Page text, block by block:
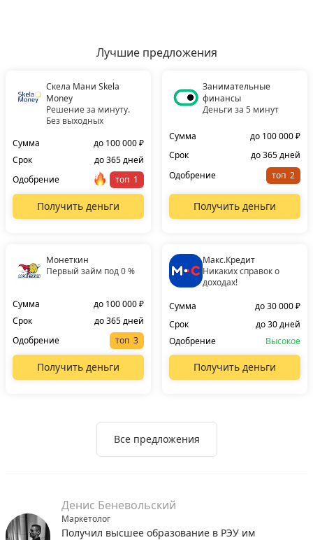
Лучшие предложения
Скела Мани Skela
Money
Решение за минуту.
Без выходных
Сумма
до 100 000 ₽
Срок
до 365 дней
Одобрение
топ
Получить деньги
Занимательные
финансы
Деньги за 5 минут
Сумма
до 100 000 ₽
Срок
до 365 дней
Одобрение
топ
Получить деньги
Монеткин
Первый займ под 0 %
Сумма
до 100 000 ₽
Срок
до 365 дней
Одобрение
топ
Получить деньги
Макс.Кредит
Никаких справок о
доходах!
Сумма
до 30 000 ₽
Срок
до 30 дней
Одобрение
Высокое
Получить деньги
Все предложения
Денис Беневольский
Маркетолог
Получил высшее образование в РЭУ им